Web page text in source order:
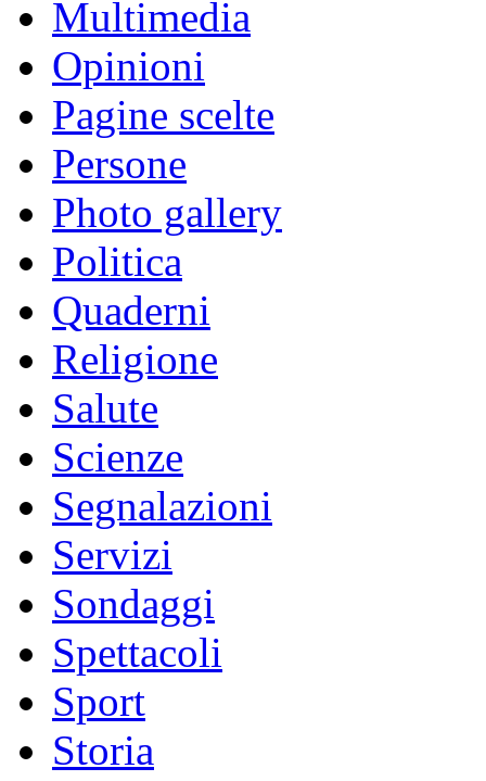
Multimedia
Opinioni
Pagine scelte
Persone
Photo gallery
Politica
Quaderni
Religione
Salute
Scienze
Segnalazioni
Servizi
Sondaggi
Spettacoli
Sport
Storia